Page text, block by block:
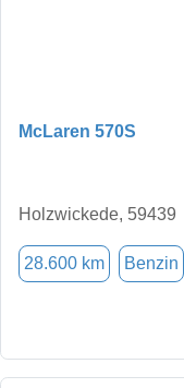
McLaren 570S
Holzwickede, 59439
28.600 km Benzin